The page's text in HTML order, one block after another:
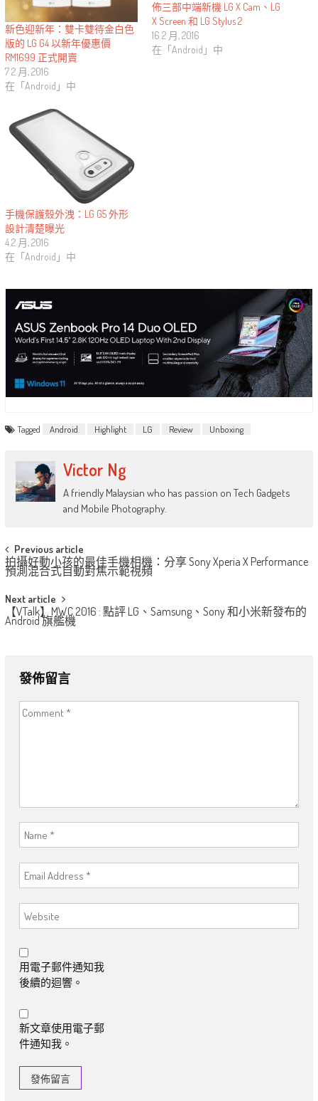
新色迎新年：雙卡雙待金白色
版的 LG G4 以新年優惠價
RM1699 正式開賣
7 2 月, 2016
在「Android」中
佈三部中端新機 LG X Cam、LG
X Screen 和 LG Stylus 2
16 2 月, 2016
在「Android」中
手機保護殼外洩：LG G5 外形
設計清楚曝光
4 2 月, 2016
在「Android」中
Tagged Android Highlight LG Review Unboxing
Victor Ng
A friendly Malaysian who has passion on Tech Gadgets
and Mobile Photography.
Post
navigation
Previous article
拍攝好動小孩的最佳手機相機：分享 Sony Xperia X Performance
預測混合式自動對焦示範視頻
Next article
【VTalk】MWC 2016 : 點評 LG、Samsung、Sony 和小米新發布的
Andr​​​​oid 旗艦機
發佈留言
用電子郵件通知我
後續的迴響。
新文章使用電子郵
件通知我。